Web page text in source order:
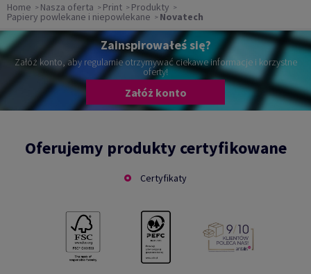
Home Nasza oferta Print Produkty
Papiery powlekane i niepowlekane Novatech
Zainspirowałeś się?
Załóż konto, aby regularnie otrzymywać ciekawe informacje i korzystne
oferty!
Załóż konto
Oferujemy produkty certyfikowane
Certyfikaty